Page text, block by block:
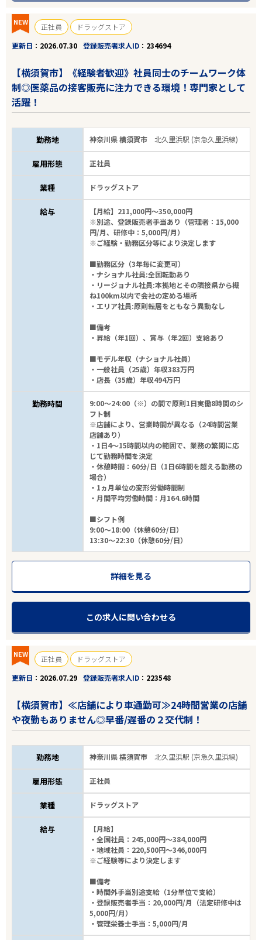
NEW 正社員
ドラッグストア
更新日
2026.07.30 登録販売者求人ID 234694
【横須賀市】《経験者歓迎》社員同士のチームワーク体
制◎医薬品の接客販売に注力できる環境！専門家として
活躍！
勤務地 神奈川県 横須賀市 北久里浜駅 (京急久里浜線)
雇用形態 正社員
業種 ドラッグストア
給与
【月給】211,000円～350,000円
※別途、登録販売者手当あり（管理者：15,000
円/月、研修中：5,000円/月）
※ご経験・勤務区分等により決定します
■勤務区分（3年毎に変更可）
・ナショナル社員:全国転勤あり
・リージョナル社員:本拠地とその隣接県から概
ね100km以内で会社の定める場所
・エリア社員:原則転居をともなう異動なし
■備考
・昇給（年1回）、賞与（年2回）支給あり
■モデル年収（ナショナル社員）
・一般社員（25歳）年収383万円
・店長（35歳）年収494万円
勤務時間
9:00～24:00（※）の間で原則1日実働8時間のシ
フト制
※店舗により、営業時間が異なる（24時間営業
店舗あり）
・1日4～15時間以内の範囲で、業務の繁閑に応
じて勤務時間を決定
・休憩時間：60分/日（1日6時間を超える勤務の
場合）
・1ヵ月単位の変形労働時間制
・月間平均労働時間：月164.6時間
■シフト例
9:00～18:00（休憩60分/日）
13:30～22:30（休憩60分/日）
詳細を見る
この求人に問い合わせる
NEW 正社員
ドラッグストア
更新日
2026.07.29 登録販売者求人ID 223548
【横須賀市】≪店舗により車通勤可≫24時間営業の店舗
や夜勤もありません◎早番/遅番の２交代制！
勤務地 神奈川県 横須賀市 北久里浜駅 (京急久里浜線)
雇用形態 正社員
業種 ドラッグストア
給与
【月給】
・全国社員：245,000円～384,000円
・地域社員：220,500円～346,000円
※ご経験等により決定します
■備考
・時間外手当別途支給（1分単位で支給）
・登録販売者手当：20,000円/月（法定研修中は
5,000円/月）
・管理栄養士手当：5,000円/月